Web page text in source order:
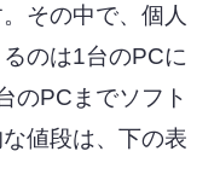
その中で、個人
のは1台のPCに
のPCまでソフト
値段は、下の表